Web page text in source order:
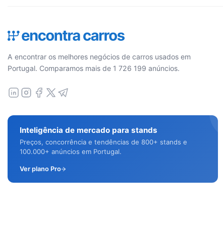
A encontrar os melhores negócios de carros usados em
Portugal. Comparamos mais de 1 726 199 anúncios.
Inteligência de mercado para stands
Preços, concorrência e tendências de 800+ stands e
100.000+ anúncios em Portugal.
Ver plano Pro